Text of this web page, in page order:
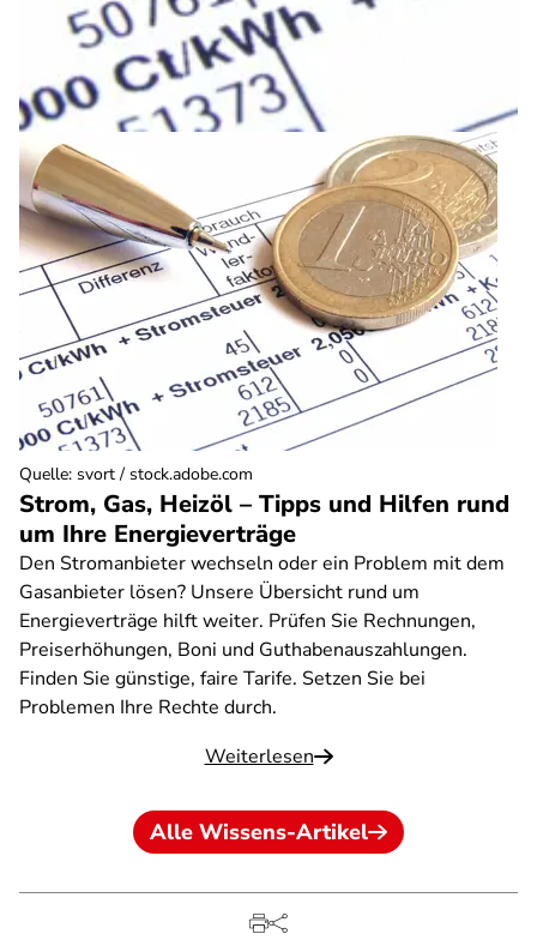
Strom, Gas, Heizöl – Tipps und Hilfen rund
um Ihre Energieverträge
Den Stromanbieter wechseln oder ein Problem mit dem
Gasanbieter lösen? Unsere Übersicht rund um
Energieverträge hilft weiter. Prüfen Sie Rechnungen,
Preiserhöhungen, Boni und Guthabenauszahlungen.
Finden Sie günstige, faire Tarife. Setzen Sie bei
Problemen Ihre Rechte durch.
Weiterlesen
Quelle: svort / stock.adobe.com
Alle Wissens-Artikel